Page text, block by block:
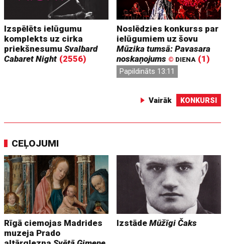
Izspēlēts ielūgumu
komplekts uz cirka
priekšnesumuSvalbard
Cabaret Night (2556)
Noslēdzies konkurss par
ielūgumiem uz šovu
Mūzika tumsā: Pavasara
noskaņojums © DIENA (1)
Papildināts 13:11
Vairāk KONKURSI
CEĻOJUMI
Rīgā ciemojas Madrides
muzeja Prado
IzstādeMūžīgi Čaks